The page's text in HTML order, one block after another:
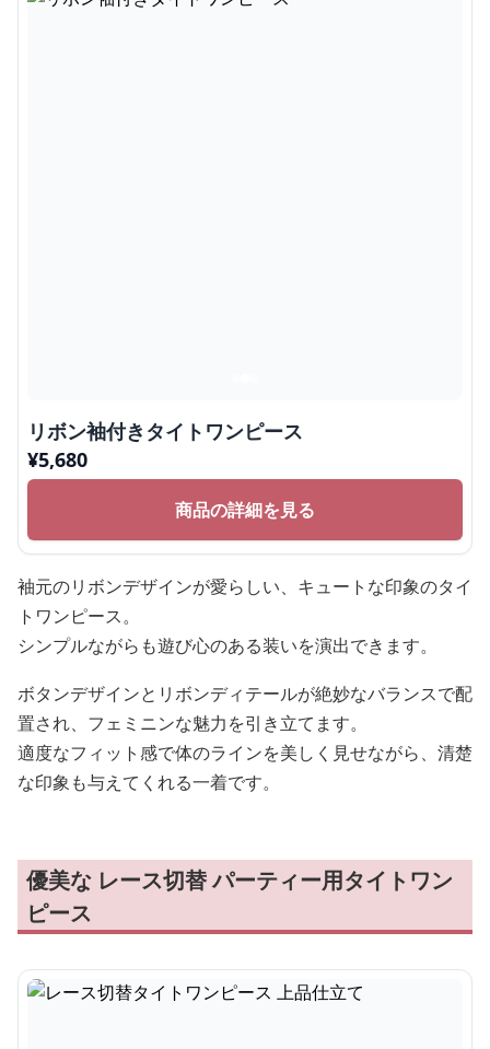
リボン袖付きタイトワンピース
¥5,680
商品の詳細を見る
袖元のリボンデザインが愛らしい、キュートな印象のタイ
トワンピース。
シンプルながらも遊び心のある装いを演出できます。
ボタンデザインとリボンディテールが絶妙なバランスで配
置され、フェミニンな魅力を引き立てます。
適度なフィット感で体のラインを美しく見せながら、清楚
な印象も与えてくれる一着です。
優美な レース切替 パーティー用タイトワン
ピース